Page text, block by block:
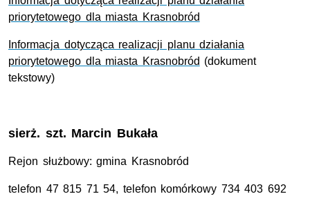
priorytetowego dla miasta Krasnobród
Informacja dotycząca realizacji planu działania
priorytetowego dla miasta Krasnobród (dokument
tekstowy)
sierż. szt. Marcin Bukała
Rejon służbowy: gmina Krasnobród
telefon 47 815 71 54, telefon komórkowy 734 403 692